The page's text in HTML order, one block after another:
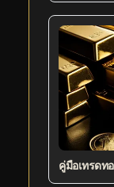
คู่มือเทรด